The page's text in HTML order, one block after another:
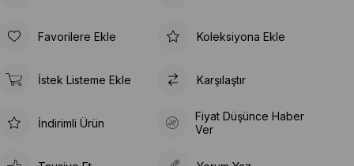
Favorilere Ekle Koleksiyona Ekle
İstek Listeme Ekle Karşılaştır
İndirimli Ürün
Fiyat Düşünce Haber
Ver